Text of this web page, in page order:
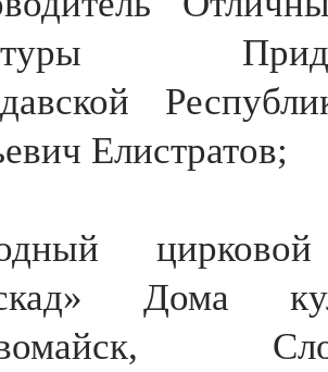
Елистратов;
цирковой
Дома